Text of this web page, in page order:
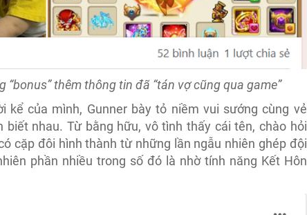
“bonus” thêm thông tin đã “tán vợ cũng qua game”
của mình, Gunner bày tỏ niềm vui sướng cùng vẻ
biết nhau. Từ bằng hữu, vô tình thấy cái tên, chào hỏi
cặp đôi hình thành từ những lần ngẫu nhiên ghép đội
phần nhiều trong số đó là nhờ tính năng Kết Hôn